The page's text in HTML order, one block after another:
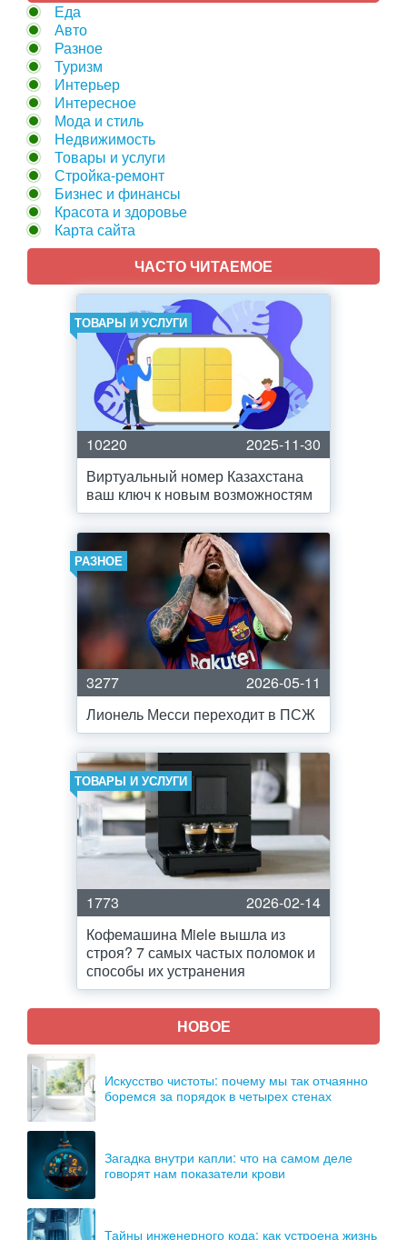
Еда
Авто
Разное
Туризм
Интерьер
Интересное
Мода и стиль
Недвижимость
Товары и услуги
Стройка-ремонт
Бизнес и финансы
Красота и здоровье
Карта сайта
ЧАСТО ЧИТАЕМОЕ
ТОВАРЫ И УСЛУГИ
10220
2025-11-30
Виртуальный номер Казахстана
ваш ключ к новым возможностям
РАЗНОЕ
3277
2026-05-11
Лионель Месси переходит в ПСЖ
ТОВАРЫ И УСЛУГИ
1773
2026-02-14
Кофемашина Miele вышла из
строя? 7 самых частых поломок и
способы их устранения
НОВОЕ
Искусство чистоты: почему мы так отчаянно
боремся за порядок в четырех стенах
Загадка внутри капли: что на самом деле
говорят нам показатели крови
Тайны инженерного кода: как устроена жизнь